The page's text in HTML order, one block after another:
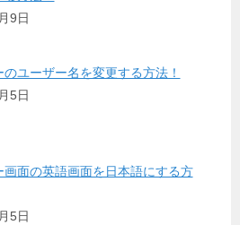
9日
のユーザー名を変更する方法！
5日
画面の英語画面を日本語にする方
5日